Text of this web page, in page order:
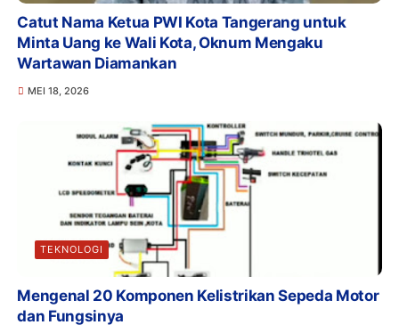
Catut Nama Ketua PWI Kota Tangerang untuk
Minta Uang ke Wali Kota, Oknum Mengaku
Wartawan Diamankan
MEI 18, 2026
TEKNOLOGI
Mengenal 20 Komponen Kelistrikan Sepeda Motor
dan Fungsinya